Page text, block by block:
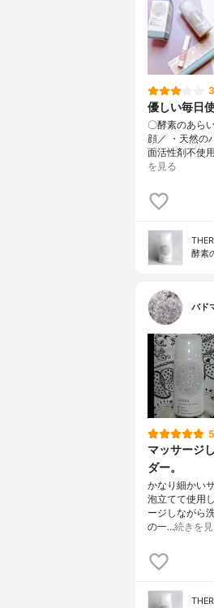
優しい毎日
〇酵素のあら
顔／ ・天然の
面活性剤不使
を見る
酵素
バド
マッサージ
ダー。
かなり細かい
泡立てて使用
ージしながら
の一…続きを